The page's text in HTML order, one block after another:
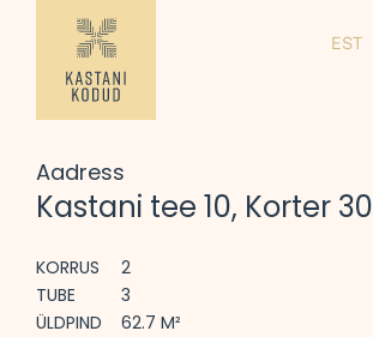
EST
Aadress
Kastani tee 10, Korter 30
KORRUS
2
TUBE
3
ÜLDPIND
62.7 M²